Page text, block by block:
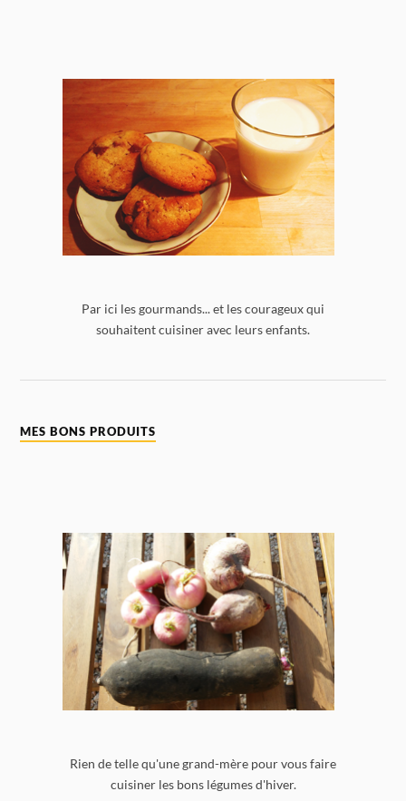
Par ici les gourmands... et les courageux qui
souhaitent cuisiner avec leurs enfants.
MES BONS PRODUITS
Rien de telle qu'une grand-mère pour vous faire
cuisiner les bons légumes d'hiver.